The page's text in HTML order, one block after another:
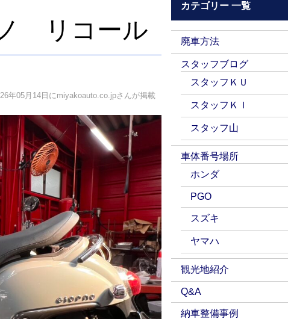
リコール
年05月14日にmiyakoauto.co.jpさんが掲載
カテゴリー 一覧
廃車方法
スタッフブログ
スタッフＫＵ
スタッフＫＩ
スタッフ山
車体番号場所
ホンダ
PGO
スズキ
ヤマハ
観光地紹介
Q&A
納車整備事例